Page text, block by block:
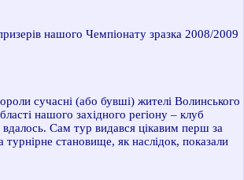
нашого Чемпіонату зразка 2008/2009
сучасні (або бувші) жителі Волинського
нашого західного регіону – клуб
Сам тур видався цікавим перш за
становище, як наслідок, показали